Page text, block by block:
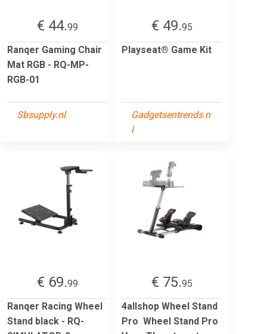
€ 44.99
Ranqer Gaming Chair
Mat RGB - RQ-MP-
RGB-01
Sbsupply.nl
€ 49.95
Playseat® Game Kit
Gadgetsentrends.n
l
€ 69.99
Ranqer Racing Wheel
Stand black - RQ-
€ 75.95
4allshop Wheel Stand
Pro Wheel Stand Pro